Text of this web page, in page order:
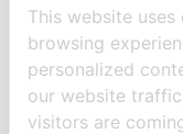
This website
browsing
personalized
our website
visitors are